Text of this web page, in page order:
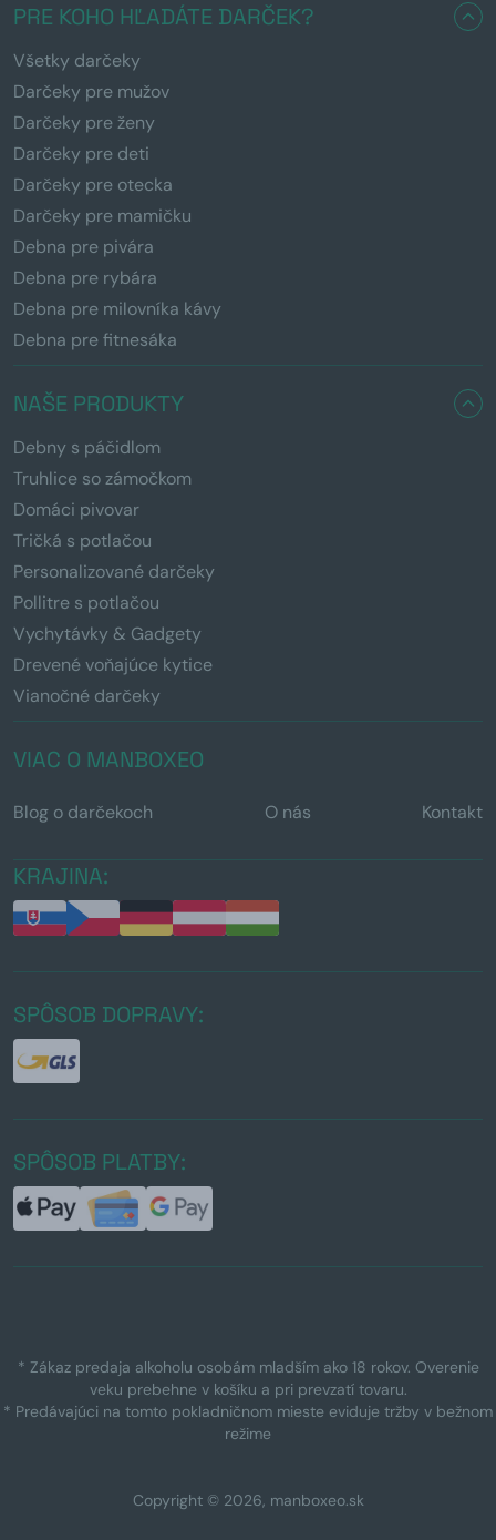
PRE KOHO HĽADÁTE DARČEK?
Všetky darčeky
Darčeky pre mužov
Darčeky pre ženy
Darčeky pre deti
Darčeky pre otecka
Darčeky pre mamičku
Debna pre pivára
Debna pre rybára
Debna pre milovníka kávy
Debna pre fitnesáka
NAŠE PRODUKTY
Debny s páčidlom
Truhlice so zámočkom
Domáci pivovar
Tričká s potlačou
Personalizované darčeky
Pollitre s potlačou
Vychytávky & Gadgety
Drevené voňajúce kytice
Vianočné darčeky
VIAC O MANBOXEO
Blog o darčekoch O nás Kontakt
KRAJINA:
SPÔSOB DOPRAVY:
SPÔSOB PLATBY:
* Zákaz predaja alkoholu osobám mladším ako 18 rokov. Overenie
veku prebehne v košíku a pri prevzatí tovaru.
* Predávajúci na tomto pokladničnom mieste eviduje tržby v bežnom
režime
Copyright © 2026, manboxeo.sk